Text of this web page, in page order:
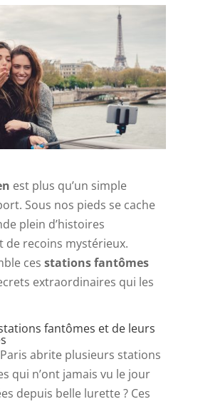
est plus qu’un simple
Sous nos pieds se cache
plein d’histoires
de recoins mystérieux.
ces stations fantômes
extraordinaires qui les
fantômes et de leurs
abrite plusieurs stations
qui n’ont jamais vu le jour
depuis belle lurette ? Ces